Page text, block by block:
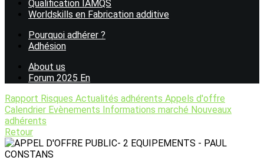
Qualification IAMQS
Worldskills en Fabrication additive
Pourquoi adhérer ?
Adhésion
About us
Forum 2025 En
Rapport Risques Actualités adhérents Appels d'offre
Calendrier Evènements Informations marché Nouveaux
adhérents
Retour